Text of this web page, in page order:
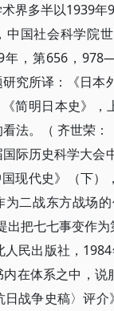
界多半以1939
中国社会科学院
，第656，
究所译：《日
简明日本史》，
法。（ 齐世荣
际历史科学大会
代史》（下）
二战东方战场
把七七事变作为
民出版社，
在体系之中，
战争史稿〉评